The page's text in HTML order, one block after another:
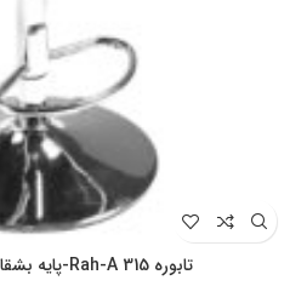
تابوره Rah-A 315-پایه بشقابی-رکابدار-جک26